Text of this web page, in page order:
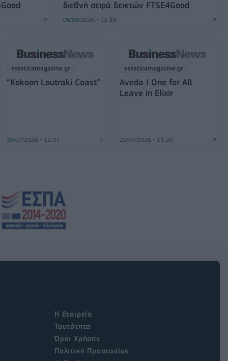
διεθνή σειρά δεικτών FTSE4Good
06/08/2026 - 11:39
esteticamagazine.gr
“Kokoon Loutraki Coast”
28/07/2026 - 12:07
esteticamagazine.gr
Aveda I One for All
Leave in Elixir
22/07/2026 - 13:20
Η Εταιρεία
Ταυτότητα
Όροι Χρήσης
Πολιτική Προστασίας